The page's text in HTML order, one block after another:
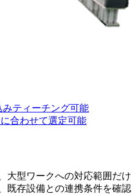
ティーチング可能
合わせて選定可能
大型ワークへの対応範囲だけ
既存設備との連携条件を確認